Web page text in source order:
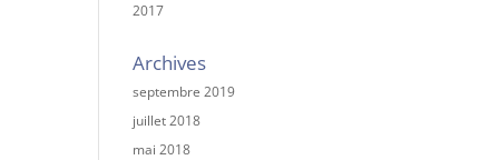
2017
Archives
septembre 2019
juillet 2018
mai 2018